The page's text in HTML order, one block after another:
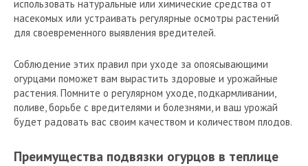
использовать натуральные или химические средства от
насекомых или устраивать регулярные осмотры растений
для своевременного выявления вредителей.
Соблюдение этих правил при уходе за опоясывающими
огурцами поможет вам вырастить здоровые и урожайные
растения. Помните о регулярном уходе, подкармливании,
поливе, борьбе с вредителями и болезнями, и ваш урожай
будет радовать вас своим качеством и количеством плодов.
Преимущества подвязки огурцов в теплице